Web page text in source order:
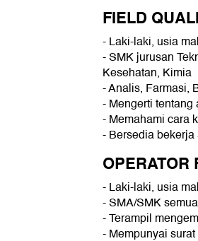
FIELD
- Laki-laki, usia
- SMK jurusan
Kesehatan, Kimia
- Analis, Farmasi,
- Mengerti
- Memahami cara
- Bersedia
OPERATOR
- Laki-laki, usia
- SMA/SMK
- Terampil
- Mempunyai